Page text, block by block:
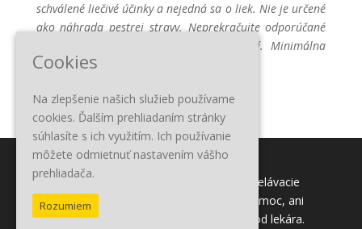
schválené liečivé účinky a nejedná sa o liek. Nie je určené
ako náhrada pestrej stravy. Neprekračujte odporúčané
dávkovanie. Ukladajte mimo dosahu detí. Minimálna
trvanlivosť vyznačená na obale.
Tento obsah slúži iba na informačné a vzdelávacie
účely. Účelom nie je poskytnúť lekársku pomoc, ani
nahradiť lekársku pomoc alebo ošetrenie od lekára.
Cookies
Na zlepšenie našich služieb používame
cookies. Ďalším prehliadaním stránky
súhlasíte s ich využitím. Ich používanie
môžete odmietnuť nastavením vášho
prehliadača.
Rozumiem